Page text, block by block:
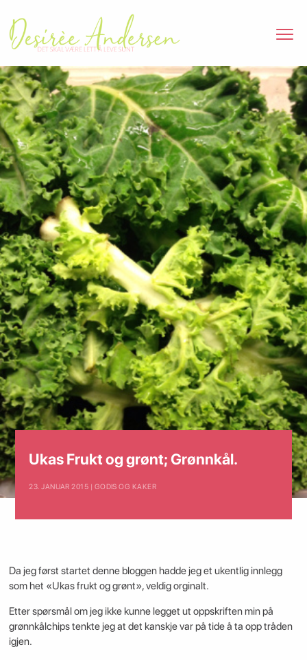
Ukas Frukt og grønt; Grønnkål.
23. JANUAR 2015 | GODIS OG KAKER
Da jeg først startet denne bloggen hadde jeg et ukentlig innlegg
som het «Ukas frukt og grønt», veldig orginalt.
Etter spørsmål om jeg ikke kunne legget ut oppskriften min på
grønnkålchips tenkte jeg at det kanskje var på tide å ta opp tråden
igjen.